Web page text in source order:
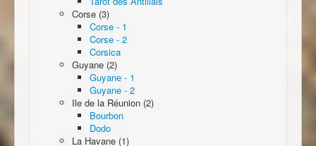
Corse (3)
Corse - 1
Corse - 2
Corsica
Guyane (2)
Guyane - 1
Guyane - 2
Ile de la Réunion (2)
Bourbon
Dodo
La Havane (1)